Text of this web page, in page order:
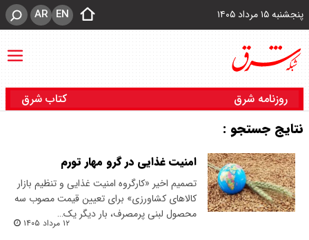
پنجشنبه ۱۵ مرداد ۱۴۰۵ EN
AR
روزنامه شرق کتاب شرق
نتایج جستجو :
امنیت غذایی در گرو مهار تورم
تصمیم اخیر «کارگروه امنیت غذایی و تنظیم بازار
کالاهای کشاورزی» برای تعیین قیمت مصوب سه
محصول لبنی پرمصرف، بار دیگر یک…
۱۲ مرداد ۱۴۰۵